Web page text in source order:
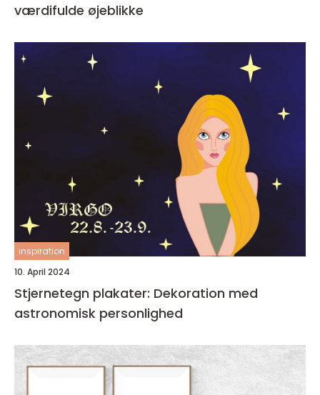
værdifulde øjeblikke
inspiration
10. April 2024
Stjernetegn plakater: Dekoration med
astronomisk personlighed